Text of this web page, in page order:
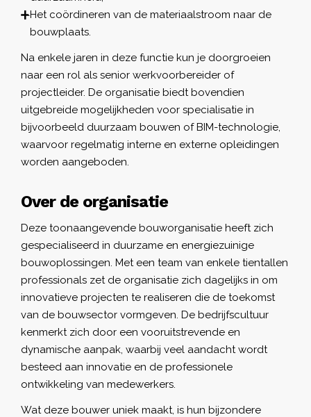
Het coördineren van de materiaalstroom naar de
bouwplaats.
Na enkele jaren in deze functie kun je doorgroeien
naar een rol als senior werkvoorbereider of
projectleider. De organisatie biedt bovendien
uitgebreide mogelijkheden voor specialisatie in
bijvoorbeeld duurzaam bouwen of BIM-technologie,
waarvoor regelmatig interne en externe opleidingen
worden aangeboden.
Over de organisatie
Deze toonaangevende bouworganisatie heeft zich
gespecialiseerd in duurzame en energiezuinige
bouwoplossingen. Met een team van enkele tientallen
professionals zet de organisatie zich dagelijks in om
innovatieve projecten te realiseren die de toekomst
van de bouwsector vormgeven. De bedrijfscultuur
kenmerkt zich door een vooruitstrevende en
dynamische aanpak, waarbij veel aandacht wordt
besteed aan innovatie en de professionele
ontwikkeling van medewerkers.
Wat deze bouwer uniek maakt, is hun bijzondere